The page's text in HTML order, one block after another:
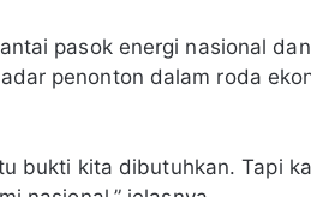
pasok energi nasional dan
penonton dalam roda
bukti kita dibutuhkan. Tapi